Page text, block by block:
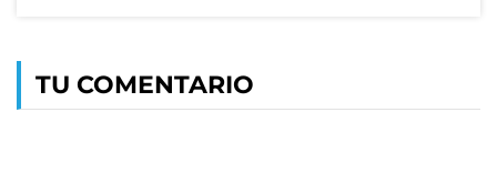
TU COMENTARIO